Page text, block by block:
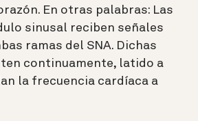
En otras palabras: Las
sinusal reciben señales
ramas del SNA. Dichas
continuamente, latido a
la frecuencia cardíaca a